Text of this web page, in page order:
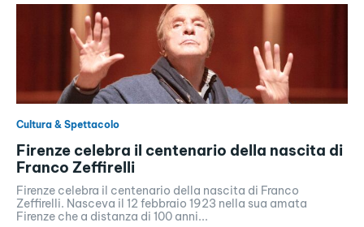
Cultura & Spettacolo
Firenze celebra il centenario della nascita di
Franco Zeffirelli
Firenze celebra il centenario della nascita di Franco
Zeffirelli. Nasceva il 12 febbraio 1923 nella sua amata
Firenze che a distanza di 100 anni...